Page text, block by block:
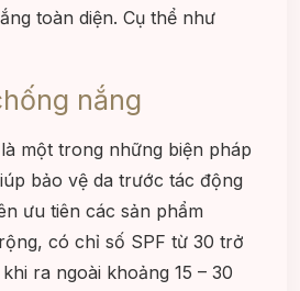
toàn diện. Cụ thể như
nắng
một trong những biện pháp
bảo vệ da trước tác động
ưu tiên các sản phẩm
có chỉ số SPF từ 30 trở
ra ngoài khoảng 15 – 30